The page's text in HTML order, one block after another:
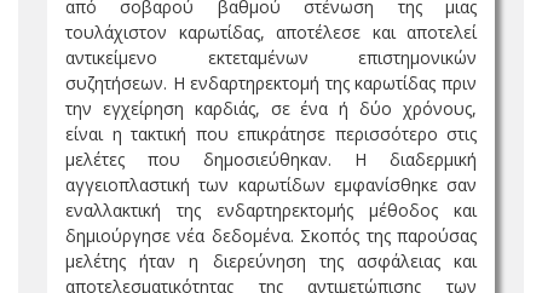
από σοβαρού βαθμού στένωση της μιας
τουλάχιστον καρωτίδας, αποτέλεσε και αποτελεί
αντικείμενο εκτεταμένων επιστημονικών
συζητήσεων. Η ενδαρτηρεκτομή της καρωτίδας πριν
την εγχείρηση καρδιάς, σε ένα ή δύο χρόνους,
είναι η τακτική που επικράτησε περισσότερο στις
μελέτες που δημοσιεύθηκαν. Η διαδερμική
αγγειοπλαστική των καρωτίδων εμφανίσθηκε σαν
εναλλακτική της ενδαρτηρεκτομής μέθοδος και
δημιούργησε νέα δεδομένα. Σκοπός της παρούσας
μελέτης ήταν η διερεύνηση της ασφάλειας και
αποτελεσματικότητας της αντιμετώπισης των